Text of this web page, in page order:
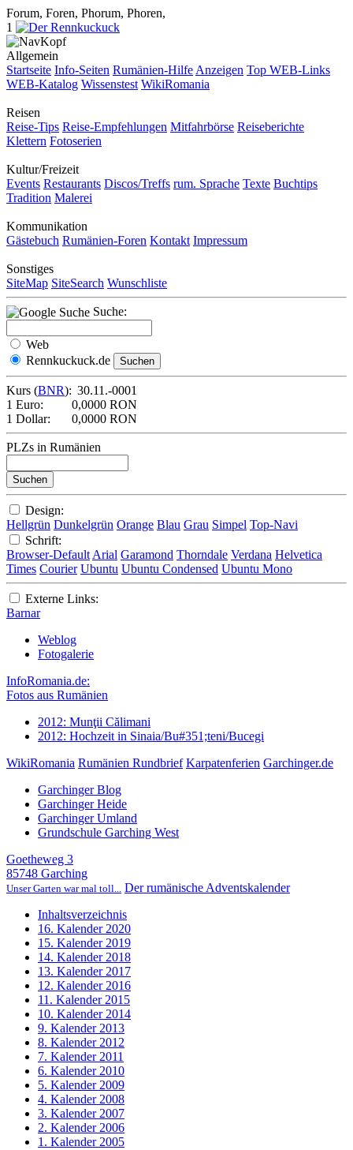
Forum, Foren, Phorum, Phoren,
1
Allgemein
Startseite Info-Seiten Rumänien-Hilfe Anzeigen Top WEB-Links
WEB-Katalog Wissenstest WikiRomania
Reisen
Reise-Tips Reise-Empfehlungen Mitfahrbörse Reiseberichte
Klettern Fotoserien
Kultur/Freizeit
Events Restaurants Discos/Treffs rum. Sprache Texte Buchtips
Tradition Malerei
Kommunikation
Gästebuch Rumänien-Foren Kontakt Impressum
Sonstiges
SiteMap SiteSearch Wunschliste
Suche:
Web
Rennkuckuck.de
Kurs (BNR): 30.11.-0001
1 Euro:
0,0000 RON
1 Dollar:
0,0000 RON
PLZs in Rumänien
Design:
Hellgrün Dunkelgrün Orange Blau Grau Simpel Top-Navi
Schrift:
Browser-Default Arial Garamond Thorndale Verdana Helvetica
Times Courier Ubuntu Ubuntu Condensed Ubuntu Mono
Externe Links:
Barnar
Weblog
Fotogalerie
InfoRomania.de:
Fotos aus Rumänien
2012: Munţii Călimani
2012: Hochzeit in Sinaia/Bu#351;teni/Bucegi
WikiRomania Rumänien Rundbrief Karpatenferien Garchinger.de
Garchinger Blog
Garchinger Heide
Garchinger Umland
Grundschule Garching West
Goetheweg 3
85748 Garching
Unser Garten war mal toll... Der rumänische Adventskalender
Inhaltsverzeichnis
16. Kalender 2020
15. Kalender 2019
14. Kalender 2018
13. Kalender 2017
12. Kalender 2016
11. Kalender 2015
10. Kalender 2014
9. Kalender 2013
8. Kalender 2012
7. Kalender 2011
6. Kalender 2010
5. Kalender 2009
4. Kalender 2008
3. Kalender 2007
2. Kalender 2006
1. Kalender 2005